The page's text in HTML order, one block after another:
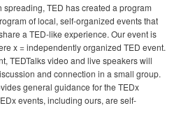
spreading, TED has created a program
of local, self-organized events that
a TED-like experience. Our event is
x = independently organized TED event.
TEDTalks video and live speakers will
and connection in a small group.
general guidance for the TEDx
events, including ours, are self-